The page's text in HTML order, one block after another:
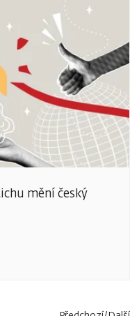
mění český